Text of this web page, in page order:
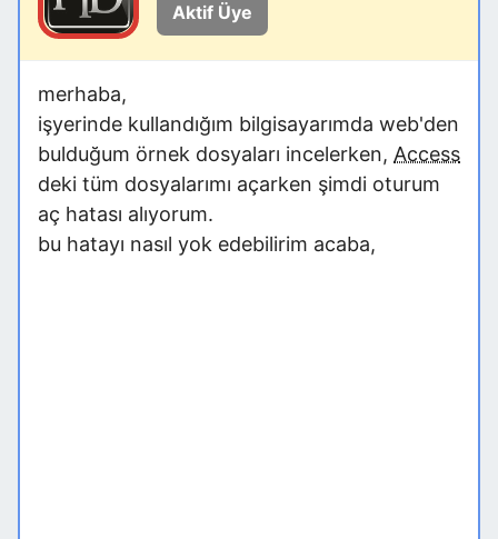
Aktif Üye
merhaba,
işyerinde kullandığım bilgisayarımda web'den
bulduğum örnek dosyaları incelerken, Access
deki tüm dosyalarımı açarken şimdi oturum
aç hatası alıyorum.
bu hatayı nasıl yok edebilirim acaba,